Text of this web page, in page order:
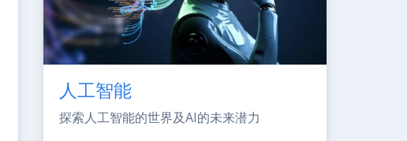
人工智能
探索人工智能的世界及AI的未来潜力